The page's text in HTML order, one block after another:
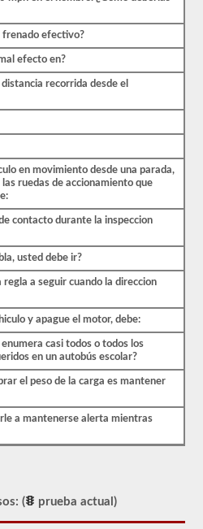
frenado efectivo?
efecto en?
recorrida desde el
en movimiento desde una parada,
ruedas de accionamiento que
contacto durante la inspeccion
usted debe ir?
regla a seguir cuando la direccion
y apague el motor, debe:
casi todos o todos los
en un autobús escolar?
el peso de la carga es mantener
a mantenerse alerta mientras
( prueba actual)